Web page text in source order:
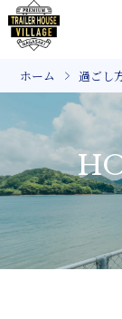
ホーム 過ごし